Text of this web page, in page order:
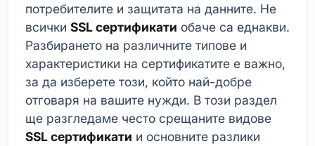
потребителите и защитата на данните. Не
всички SSL сертификати обаче са еднакви.
Разбирането на различните типове и
характеристики на сертификатите е важно,
за да изберете този, който най-добре
отговаря на вашите нужди. В този раздел
ще разгледаме често срещаните видове
SSL сертификати и основните разлики